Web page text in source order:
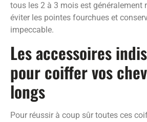
tous les 2 à 3 mois est généralement
éviter les pointes fourchues et
impeccable.
Les accessoires
pour coiffer vos
longs
Pour réussir à coup sûr toutes ces